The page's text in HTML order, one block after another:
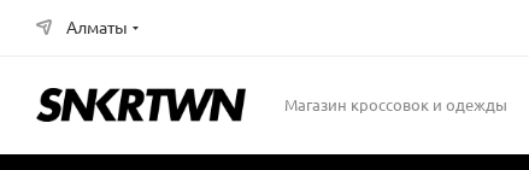
Алматы
Магазин кроссовок и одежды